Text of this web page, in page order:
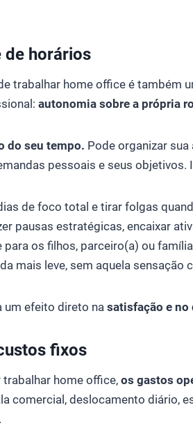
de horários
trabalhar home office é também
autonomia sobre a própria
do seu tempo. Pode organizar
pessoais e seus objetivos.
de foco total e tirar folgas
pausas estratégicas, encaixar
para os filhos, parceiro(a) ou família
mais leve, sem aquela sensação
um efeito direto nasatisfação e
fixos
home office,os gastos
comercial, deslocamento diário,